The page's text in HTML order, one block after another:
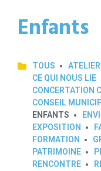
Enfants
TOUS ATELIER
CE QUI NOUS LIE
CONCERTATION
CONSEIL
ENFANTS
EXPOSITION
FORMATION
PATRIMOINE
RENCONTRE